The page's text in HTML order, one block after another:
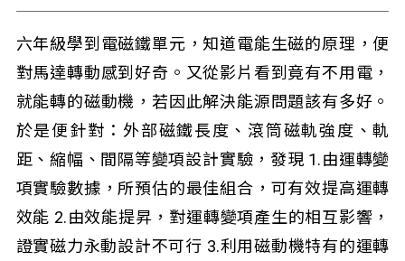
六年級學到電磁鐵單元，知道電能生磁的原理，便
對馬達轉動感到好奇。又從影片看到竟有不用電，
就能轉的磁動機，若因此解決能源問題該有多好。
於是便針對：外部磁鐵長度、滾筒磁軌強度、軌
距、縮幅、間隔等變項設計實驗，發現 1.由運轉變
項實驗數據，所預估的最佳組合，可有效提高運轉
效能 2.由效能提昇，對運轉變項產生的相互影響，
證實磁力永動設計不可行 3.利用磁動機特有的運轉